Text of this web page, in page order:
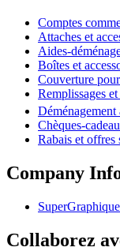
Comptes
Attaches et
Aides-
Boîtes et
Couverture
Remplissages
Déménagement
Chèques-
Rabais et offres
Company
Collaborez